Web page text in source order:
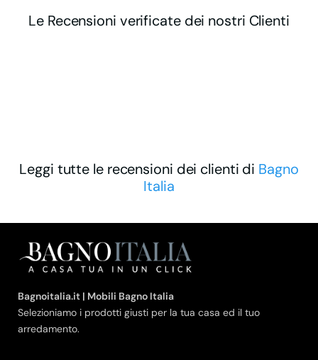
Le Recensioni verificate dei nostri Clienti
Leggi tutte le recensioni dei clienti di Bagno
Italia
Bagnoitalia.it | Mobili Bagno Italia
Selezioniamo i prodotti giusti per la tua casa ed il tuo
arredamento.